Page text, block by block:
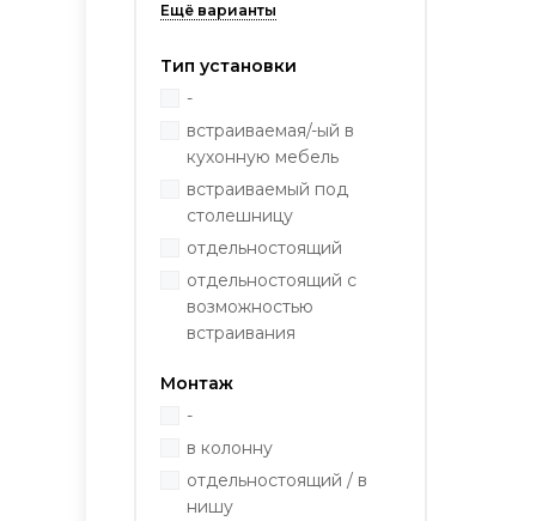
Тип установки
-
встраиваемая/-ый в
кухонную мебель
встраиваемый под
столешницу
отдельностоящий
отдельностоящий с
возможностью
встраивания
Монтаж
-
в колонну
отдельностоящий / в
нишу